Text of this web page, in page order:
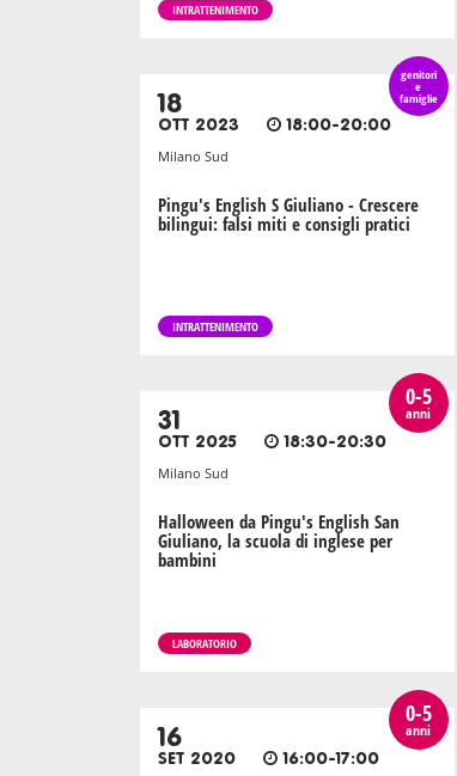
INTRATTENIMENTO
genitori
e
famiglie
18
OTT 2023 18:00-20:00
Milano Sud
Pingu's English S Giuliano - Crescere
bilingui: falsi miti e consigli pratici
INTRATTENIMENTO
0-5
anni
31
OTT 2025 18:30-20:30
Milano Sud
Halloween da Pingu's English San
Giuliano, la scuola di inglese per
bambini
LABORATORIO
0-5
anni
16
SET 2020 16:00-17:00